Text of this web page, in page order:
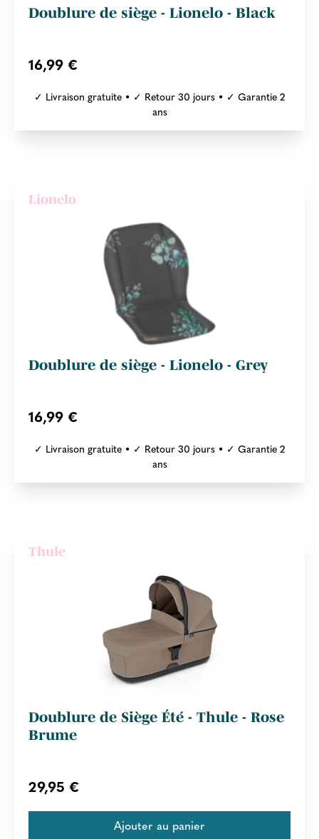
Doublure de siège - Lionelo - Black
16,99 €
✓ Livraison gratuite • ✓ Retour 30 jours • ✓ Garantie 2
ans
Lionelo
Doublure de siège - Lionelo - Grey
16,99 €
✓ Livraison gratuite • ✓ Retour 30 jours • ✓ Garantie 2
ans
Thule
Doublure de Siège Été - Thule - Rose
Brume
29,95 €